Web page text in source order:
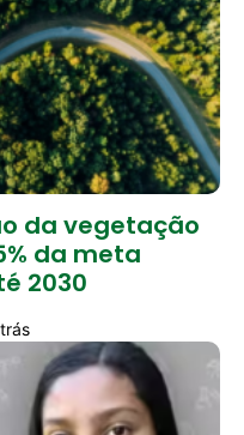
da vegetação
da meta
2030